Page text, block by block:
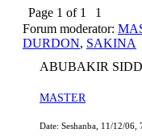
Page 1 of 1 1
Forum moderator:
DURDON, SAKINA
ABUBAKIR
MASTER
Date: Seshanba, 11/12/06,